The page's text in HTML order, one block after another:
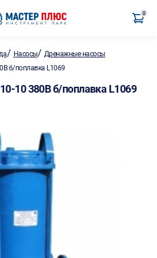
0
/ Насосы/ Дренажные насосы
б/поплавка L1069
10 380В б/поплавка L1069